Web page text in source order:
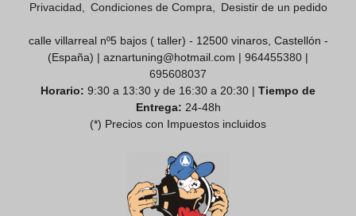
Privacidad
Condiciones de Compra Desistir de un pedido
calle villarreal nº5 bajos ( taller) - 12500 vinaros, Castellón -
(España) | aznartuning@hotmail.com | 964455380 |
695608037
Horario: 9:30 a 13:30 y de 16:30 a 20:30 | Tiempo de
Entrega: 24-48h
(*) Precios con Impuestos incluidos